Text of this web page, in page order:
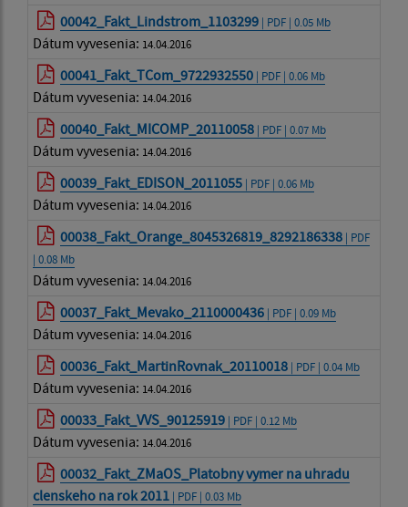
00042_Fakt_Lindstrom_1103299 | PDF | 0.05 Mb
Dátum vyvesenia: 14.04.2016
00041_Fakt_TCom_9722932550 | PDF | 0.06 Mb
Dátum vyvesenia: 14.04.2016
00040_Fakt_MICOMP_20110058 | PDF | 0.07 Mb
Dátum vyvesenia: 14.04.2016
00039_Fakt_EDISON_2011055 | PDF | 0.06 Mb
Dátum vyvesenia: 14.04.2016
00038_Fakt_Orange_8045326819_8292186338 | PDF
| 0.08 Mb
Dátum vyvesenia: 14.04.2016
00037_Fakt_Mevako_2110000436 | PDF | 0.09 Mb
Dátum vyvesenia: 14.04.2016
00036_Fakt_MartinRovnak_20110018 | PDF | 0.04 Mb
Dátum vyvesenia: 14.04.2016
00033_Fakt_VVS_90125919 | PDF | 0.12 Mb
Dátum vyvesenia: 14.04.2016
00032_Fakt_ZMaOS_Platobny vymer na uhradu
clenskeho na rok 2011 | PDF | 0.03 Mb